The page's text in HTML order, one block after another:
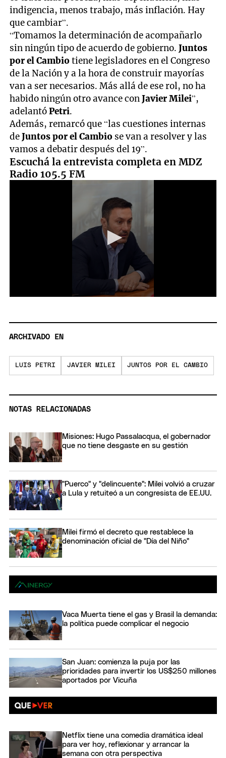
indigencia, menos trabajo, más inflación. Hay
que cambiar”.
“Tomamos la determinación de acompañarlo
sin ningún tipo de acuerdo de gobierno.Juntos
por el Cambiotiene legisladores en el Congreso
de la Nación y a la hora de construir mayorías
van a ser necesarios. Más allá de ese rol, no ha
habido ningún otro avance conJavier Milei”,
adelantóPetri.
Además, remarcó que “las cuestiones internas
deJuntos por el Cambio se van a resolver y las
vamos a debatir después del 19”.
Escuchá la entrevista completa en MDZ
Radio 105.5 FM
11
minutes,
28
ARCHIVADO EN
LUIS PETRI JAVIER MILEI JUNTOS POR EL CAMBIO
NOTAS RELACIONADAS
Misiones: Hugo Passalacqua, el gobernador
que no tiene desgaste en su gestión
"Puerco" y "delincuente": Milei volvió a cruzar
a Lula y retuiteó a un congresista de EE.UU.
Milei firmó el decreto que restablece la
denominación oficial de "Día del Niño"
Vaca Muerta tiene el gas y Brasil la demanda:
la política puede complicar el negocio
San Juan: comienza la puja por las
prioridades para invertir los US$250 millones
aportados por Vicuña
Netflix tiene una comedia dramática ideal
para ver hoy, reflexionar y arrancar la
semana con otra perspectiva